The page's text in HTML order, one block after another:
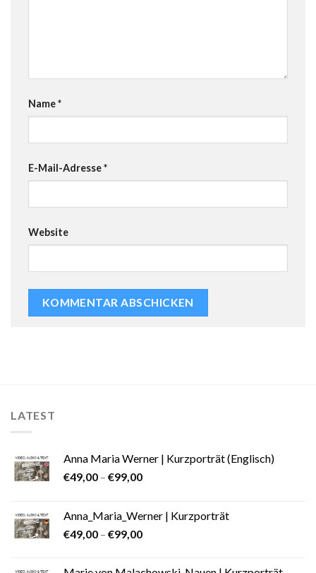
Name*
E-Mail-Adresse*
Website
LATEST
Anna Maria Werner | Kurzporträt (Englisch)
€49,00 – €99,00
Anna_Maria_Werner | Kurzporträt
€49,00 – €99,00